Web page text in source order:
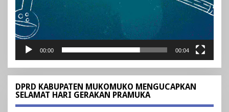
00:00 00:04
DPRD KABUPATEN MUKOMUKO MENGUCAPKAN
SELAMAT HARI GERAKAN PRAMUKA